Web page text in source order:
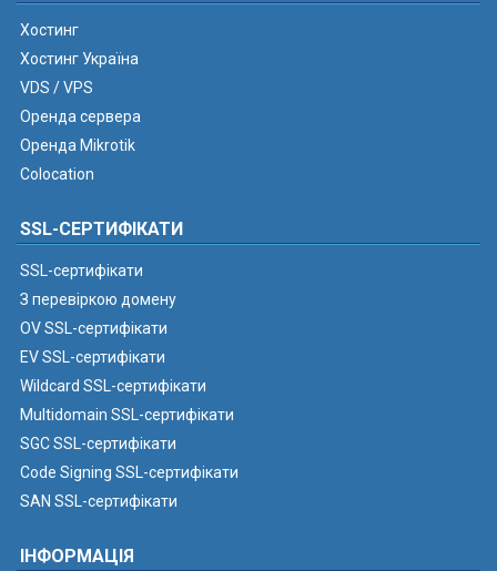
Хостинг
Хостинг Україна
VDS / VPS
Оренда сервера
Оренда Mikrotik
Colocation
SSL-СЕРТИФІКАТИ
SSL-сертифікати
З перевіркою домену
OV SSL-сертифікати
EV SSL-сертифікати
Wildcard SSL-сертифікати
Multidomain SSL-сертифікати
SGC SSL-сертифікати
Code Signing SSL-сертифікати
SAN SSL-сертифікати
ІНФОРМАЦІЯ